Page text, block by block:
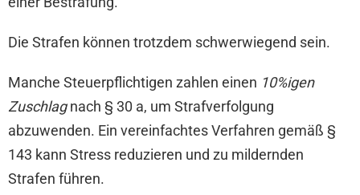
Die Strafen können trotzdem schwerwiegend sein.
Manche Steuerpflichtigen zahlen einen 10%igen
Zuschlagnach § 30 a, um Strafverfolgung
abzuwenden. Ein vereinfachtes Verfahren gemäß §
143 kann Stress reduzieren und zu mildernden
Strafen führen.